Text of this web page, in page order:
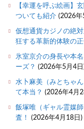
【幸運を呼ぶ絵画】
ついても紹介 (2026年
仮想通貨カジノの絶
狂する革新的体験の
氷室京介の身長や本
ーズ？ (2026年5月4
水卜麻美（みとちゃ
て本当？ (2026年4月
飯塚唯（ギャル霊媒
査！
(2026年4月18日)